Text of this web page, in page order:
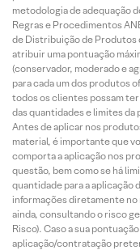
metodologia de adequação
Regras e Procedimentos
de Distribuição de Produtos
atribuir uma pontuação
(conservador, moderado e
para cada um dos produtos
todos os clientes possam
das quantidades e limites da
Antes de aplicar nos
material, é importante que
comporta a aplicação nos
questão, bem como se há
quantidade para a aplicação
informações diretamente no
ainda, consultando o risco
Risco). Caso a sua
aplicação/contratação